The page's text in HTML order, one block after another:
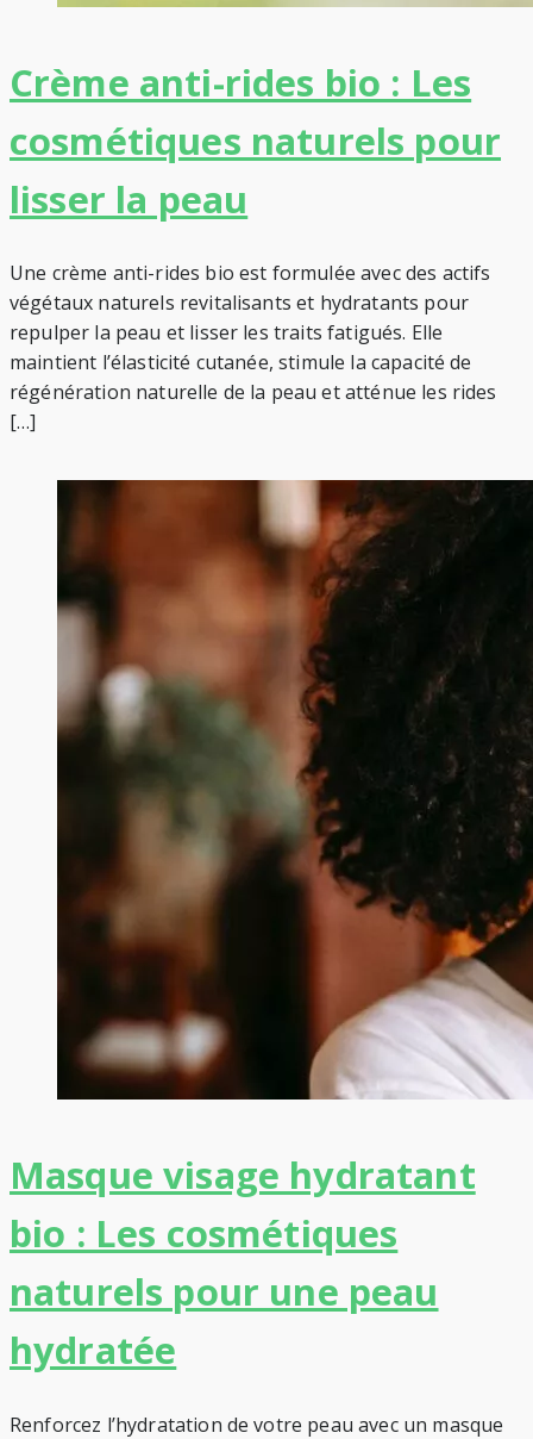
Crème anti-rides bio : Les
cosmétiques naturels pour
lisser la peau
Une crème anti-rides bio est formulée avec des actifs
végétaux naturels revitalisants et hydratants pour
repulper la peau et lisser les traits fatigués. Elle
maintient l’élasticité cutanée, stimule la capacité de
régénération naturelle de la peau et atténue les rides
[…]
Masque visage hydratant
bio : Les cosmétiques
naturels pour une peau
hydratée
Renforcez l’hydratation de votre peau avec un masque